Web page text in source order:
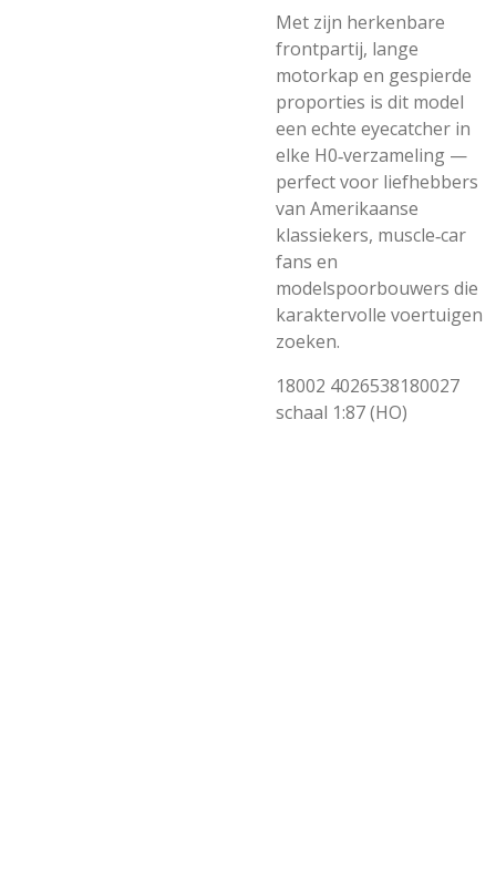
Met zijn herkenbare
frontpartij, lange
motorkap en gespierde
proporties is dit model
een echte eyecatcher in
elke H0‑verzameling —
perfect voor liefhebbers
van Amerikaanse
klassiekers, muscle‑car
fans en
modelspoorbouwers die
karaktervolle voertuigen
zoeken.
18002 4026538180027
schaal 1:87 (HO)